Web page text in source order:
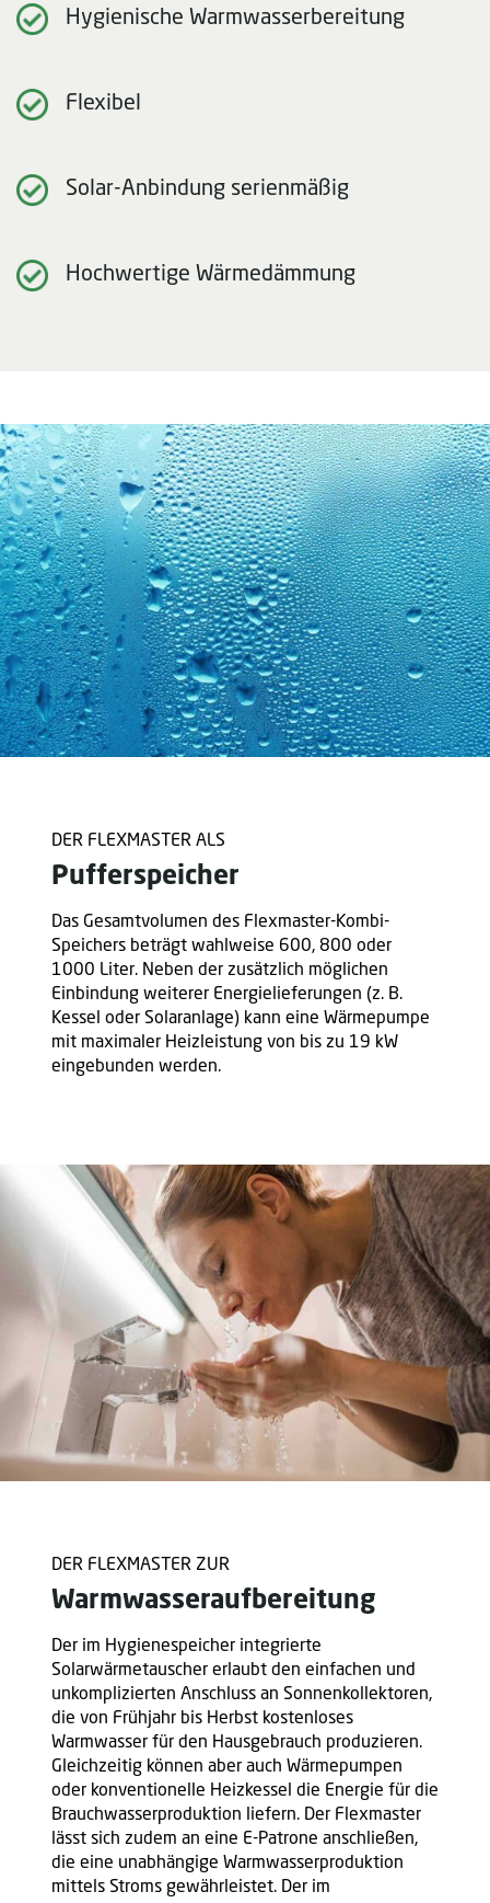
Hygienische Warmwasserbereitung
Flexibel
Solar-Anbindung serienmäßig
Hochwertige Wärmedämmung
DER FLEXMASTER ALS
Pufferspeicher
Das Gesamtvolumen des Flexmaster-Kombi-
Speichers beträgt wahlweise 600, 800 oder
1000 Liter. Neben der zusätzlich möglichen
Einbindung weiterer Energielieferungen (z. B.
Kessel oder Solaranlage) kann eine Wärmepumpe
mit maximaler Heizleistung von bis zu 19 kW
eingebunden werden.
DER FLEXMASTER ZUR
Warmwasseraufbereitung
Der im Hygienespeicher integrierte
Solarwärmetauscher erlaubt den einfachen und
unkomplizierten Anschluss an Sonnenkollektoren,
die von Frühjahr bis Herbst kostenloses
Warmwasser für den Hausgebrauch produzieren.
Gleichzeitig können aber auch Wärmepumpen
oder konventionelle Heizkessel die Energie für die
Brauchwasserproduktion liefern. Der Flexmaster
lässt sich zudem an eine E-Patrone anschließen,
die eine unabhängige Warmwasserproduktion
mittels Stroms gewährleistet. Der im